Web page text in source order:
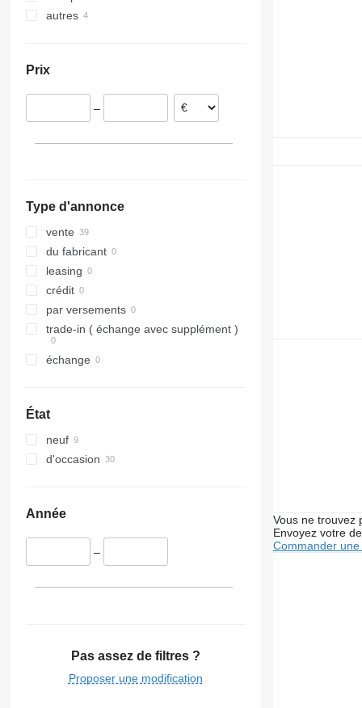
Vito Espagne
Estonie
Belgique
autres
Prix
–
Type d'annonce
vente
du fabricant
leasing
crédit
par versements
trade-in ( échange avec supplément )
échange
État
neuf
d'occasion
Année
–
Pas assez de filtres ?
Proposer une modification
Vous ne trouvez
Envoyez votre
Commander